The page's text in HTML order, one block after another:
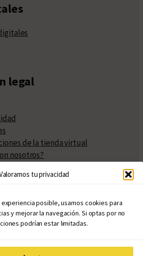
tu privacidad
posible, usamos cookies para
y mejorar la navegación. Si optas por no
podrían estar limitadas.
legal
de la tienda virtual
nosotros?